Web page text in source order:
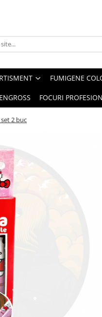
FUMIGENE
FOCURI
2 buc